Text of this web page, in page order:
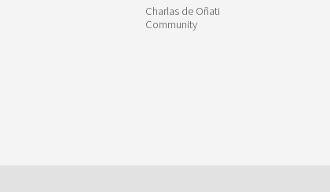
Charlas de Oñati
Community